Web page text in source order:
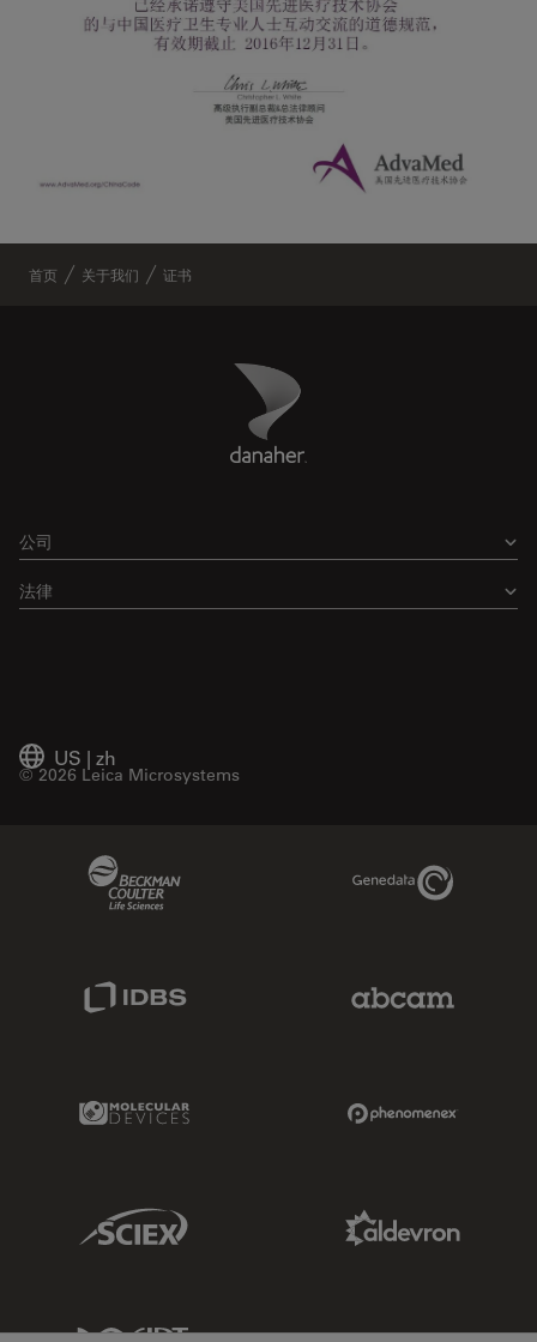
首页 关于我们 证书
Danaher Logo
公司
法律
US | zh
© 2026 Leica Microsystems
Genedata Link
Molecular Devices Link
Sciex Link
IDT Link